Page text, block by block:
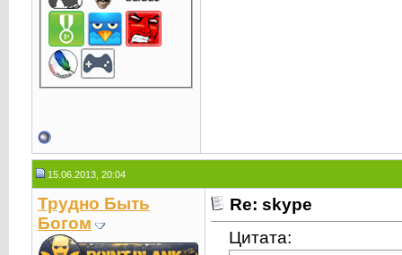
15.06.2013, 20:04
Трудно Быть
Богом
Re: skype
Цитата: